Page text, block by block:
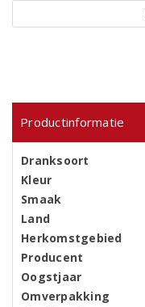
Productinformatie
Dranksoort
Kleur
Smaak
Land
Herkomstgebied
Producent
Oogstjaar
Omverpakking